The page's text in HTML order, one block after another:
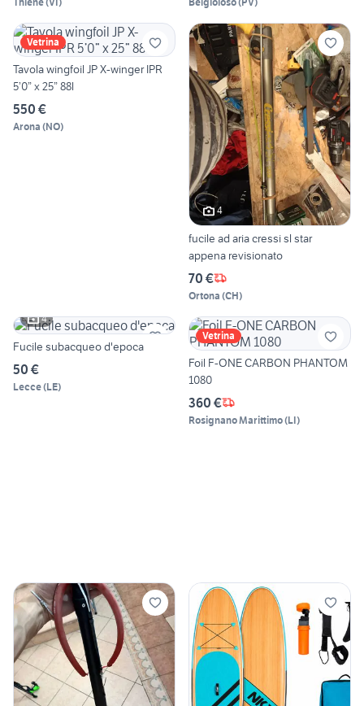
Vetrina
Tavola wingfoil JP X-winger IPR
5’0” x 25” 88l
550 €
Arona (NO)
4
fucile ad aria cressi sl star
appena revisionato
70 €
Ortona (CH)
4
Fucile subacqueo d'epoca
50 €
Lecce(LE)
Vetrina
Foil F-ONE CARBON PHANTOM
1080
360 €
Rosignano Marittimo(LI)